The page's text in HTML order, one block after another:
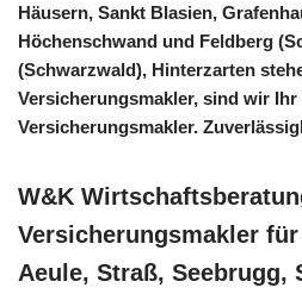
Häusern, Sankt Blasien,
Höchenschwand und Feldberg
(Schwarzwald), Hinterzarten
Versicherungsmakler, sind wir Ihr
Versicherungsmakler.
W&K
Versicherungsmakler
Aeule, Straß, Seebrugg,